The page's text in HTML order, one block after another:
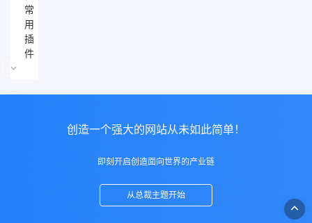
常
用
插
件
创造一个强大的网站从未如此简单！
即刻开启创造面向世界的产业链
从总裁主题开始